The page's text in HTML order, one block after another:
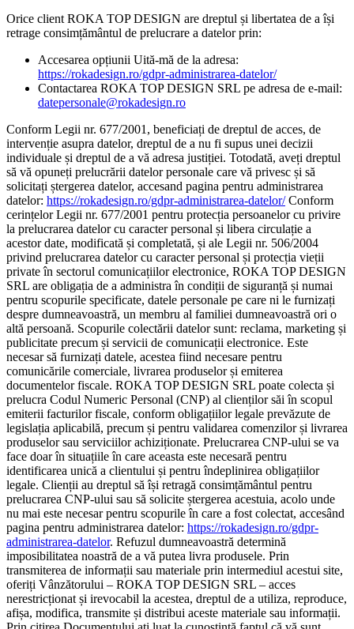
Orice client ROKA TOP DESIGN are dreptul și libertatea de a își
retrage consimțământul de prelucrare a datelor prin:
Accesarea opțiunii Uită-mă de la adresa:
https://rokadesign.ro/gdpr-administrarea-datelor/
Contactarea ROKA TOP DESIGN SRL pe adresa de e-mail:
datepersonale@rokadesign.ro
Conform Legii nr. 677/2001, beneficiați de dreptul de acces, de
intervenție asupra datelor, dreptul de a nu fi supus unei decizii
individuale și dreptul de a vă adresa justiției. Totodată, aveți dreptul
să vă opuneți prelucrării datelor personale care vă privesc și să
solicitați ștergerea datelor, accesand pagina pentru administrarea
datelor: https://rokadesign.ro/gdpr-administrarea-datelor/Conform
cerințelor Legii nr. 677/2001 pentru protecția persoanelor cu privire
la prelucrarea datelor cu caracter personal și libera circulație a
acestor date, modificată și completată, și ale Legii nr. 506/2004
privind prelucrarea datelor cu caracter personal și protecția vieții
private în sectorul comunicațiilor electronice, ROKA TOP DESIGN
SRL are obligația de a administra în condiții de siguranță și numai
pentru scopurile specificate, datele personale pe care ni le furnizați
despre dumneavoastră, un membru al familiei dumneavoastră ori o
altă persoană. Scopurile colectării datelor sunt: reclama, marketing și
publicitate precum și servicii de comunicații electronice. Este
necesar să furnizați datele, acestea fiind necesare pentru
comunicările comerciale, livrarea produselor și emiterea
documentelor fiscale. ROKA TOP DESIGN SRL poate colecta și
prelucra Codul Numeric Personal (CNP) al clienților săi în scopul
emiterii facturilor fiscale, conform obligațiilor legale prevăzute de
legislația aplicabilă, precum și pentru validarea comenzilor și livrarea
produselor sau serviciilor achiziționate. Prelucrarea CNP-ului se va
face doar în situațiile în care aceasta este necesară pentru
identificarea unică a clientului și pentru îndeplinirea obligațiilor
legale. Clienții au dreptul să își retragă consimțământul pentru
prelucrarea CNP-ului sau să solicite ștergerea acestuia, acolo unde
nu mai este necesar pentru scopurile în care a fost colectat, accesând
pagina pentru administrarea datelor: https://rokadesign.ro/gdpr-
administrarea-datelor. Refuzul dumneavoastră determină
imposibilitatea noastră de a vă putea livra produsele. Prin
transmiterea de informații sau materiale prin intermediul acestui site,
oferiți Vânzătorului – ROKA TOP DESIGN SRL – acces
nerestricționat și irevocabil la acestea, dreptul de a utiliza, reproduce,
afișa, modifica, transmite și distribui aceste materiale sau informații.